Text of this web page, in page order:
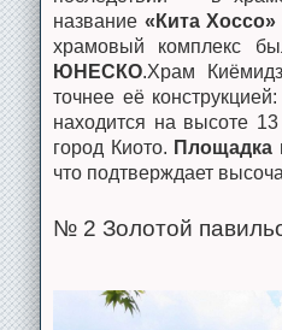
название «Кита Хоссо»
храмовый комплекс
ЮНЕСКО.Храм
точнее её
находится на высоте
город Киото. Площадка
что подтверждает
№ 2 Золотой